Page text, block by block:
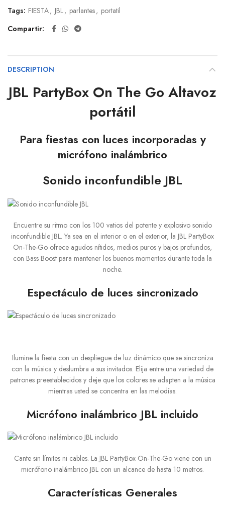
Tags: FIESTA, JBL, parlantes, portatil
Compartir
DESCRIPTION
JBL PartyBox On The Go Altavoz
portátil
Para fiestas con luces incorporadas y
micrófono inalámbrico
Sonido inconfundible JBL
Encuentre su ritmo con los 100 vatios del potente y explosivo sonido
inconfundible JBL. Ya sea en el interior o en el exterior, la JBL PartyBox
On-The-Go ofrece agudos nítidos, medios puros y bajos profundos,
con Bass Boost para mantener los buenos momentos durante toda la
noche.
Espectáculo de luces sincronizado
Ilumine la fiesta con un despliegue de luz dinámico que se sincroniza
con la música y deslumbra a sus invitados. Elija entre una variedad de
patrones preestablecidos y deje que los colores se adapten a la música
mientras usted se concentra en las melodías.
Micrófono inalámbrico JBL incluido
Cante sin límites ni cables. La JBL PartyBox On-The-Go viene con un
micrófono inalámbrico JBL con un alcance de hasta 10 metros.
Características Generales